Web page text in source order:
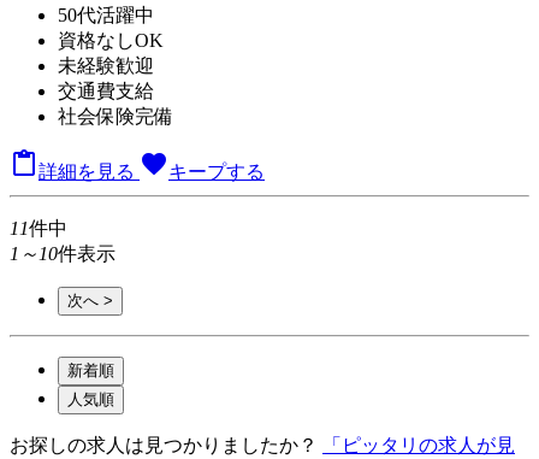
50代活躍中
資格なしOK
未経験歓迎
交通費支給
社会保険完備
詳細を見る favoriteキープする
11件中
1～10件表示
次へ >
新着順
人気順
お探しの求人は見つかりましたか？
「ピッタリの求人が見